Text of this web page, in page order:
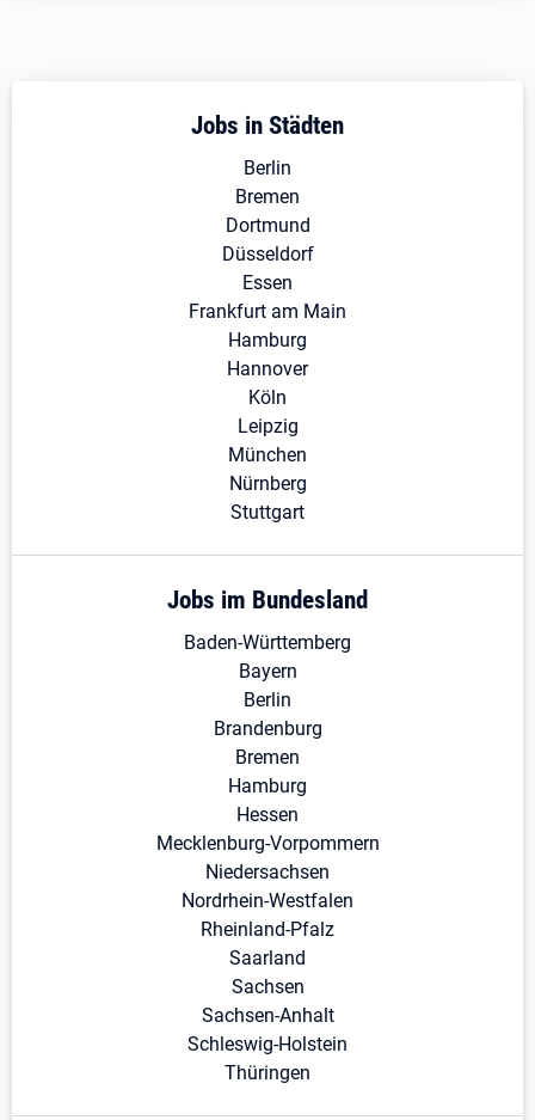
Jobs in Städten
Berlin
Bremen
Dortmund
Düsseldorf
Essen
Frankfurt am Main
Hamburg
Hannover
Köln
Leipzig
München
Nürnberg
Stuttgart
Jobs im Bundesland
Baden-Württemberg
Bayern
Berlin
Brandenburg
Bremen
Hamburg
Hessen
Mecklenburg-Vorpommern
Niedersachsen
Nordrhein-Westfalen
Rheinland-Pfalz
Saarland
Sachsen
Sachsen-Anhalt
Schleswig-Holstein
Thüringen